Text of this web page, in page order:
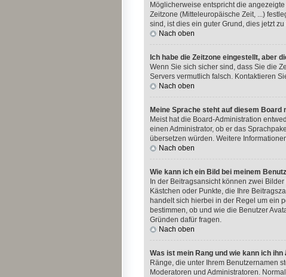
Möglicherweise entspricht die
Zeitzone (Mitteleuropäische Zeit, ...)
sind, ist dies ein guter Grund, dies jetzt zu
Nach oben
Ich habe die Zeitzone eingestellt, aber
Wenn Sie sich sicher sind, dass Sie die
Servers vermutlich falsch. Kontaktieren
Nach oben
Meine Sprache steht auf diesem Board
Meist hat die Board-Administration
einen Administrator, ob er das
übersetzen würden. Weitere
Nach oben
Wie kann ich ein Bild bei meinem
In der Beitragsansicht können zwei
Kästchen oder Punkte, die Ihre
handelt sich hierbei in der Regel um ein
bestimmen, ob und wie die Benutzer
Gründen dafür fragen.
Nach oben
Was ist mein Rang und wie kann ich ihn
Ränge, die unter Ihrem Benutzernamen
Moderatoren und Administratoren.